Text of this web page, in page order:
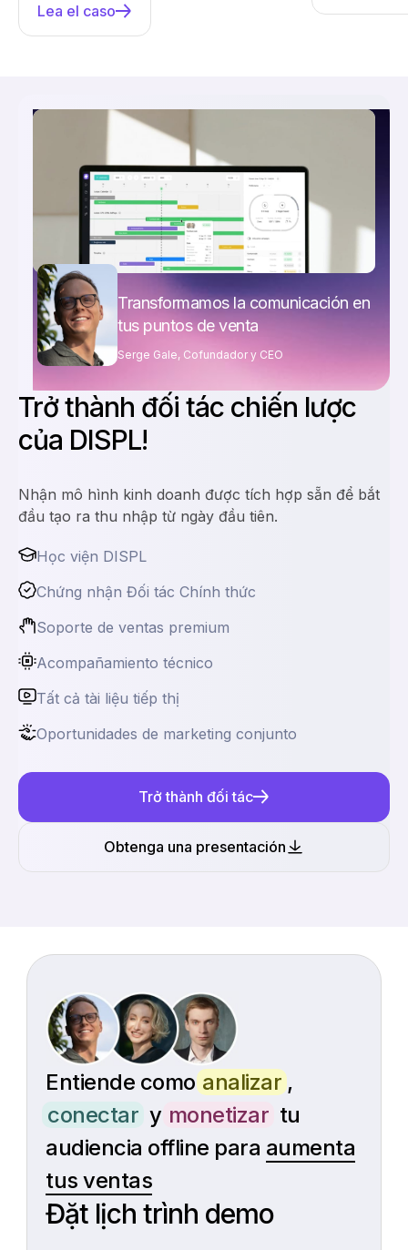
Lea el caso
Trở thành đối tác chiến lược
của DISPL!
Nhận mô hình kinh doanh được tích hợp sẵn để bắt
đầu tạo ra thu nhập từ ngày đầu tiên.
Học viện DISPL
Chứng nhận Đối tác Chính thức
Soporte de ventas premium
Acompañamiento técnico
Tất cả tài liệu tiếp thị
Oportunidades de marketing conjunto
Trở thành đối tác
Obtenga una presentación
Transformamos la comunicación en
tus puntos de venta
Serge Gale, Cofundador y CEO
Entiende comoanalizar ,
conectar y monetizar tu
audiencia offline para aumenta
tus ventas
Đặt lịch trình demo